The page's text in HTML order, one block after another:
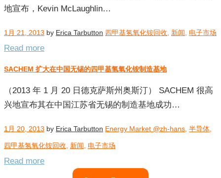
地宣布，Kevin McLaughlin…
1月 21, 2013 by Erica Tarbutton 四甲基氢氧化铵回收, 新闻, 电子市场
Read more
SACHEM 扩大在中国无锡的四甲基氢氧化铵制造基地
（2013 年 1 月 20 日德克萨斯州奥斯汀） SACHEM 很高
兴地宣布其在中国江苏省无锡的制造基地成功…
1月 20, 2013 by Erica Tarbutton Energy Market @zh-hans 半导体
四甲基氢氧化铵回收 新闻 电子市场
Read more